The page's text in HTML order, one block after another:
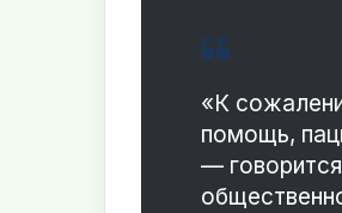
«К
помощь,
—